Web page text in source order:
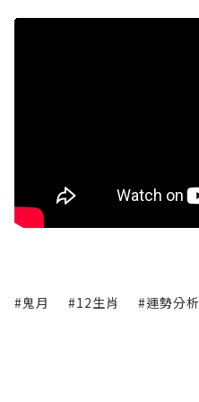
#鬼月 #12生肖 #運勢分析